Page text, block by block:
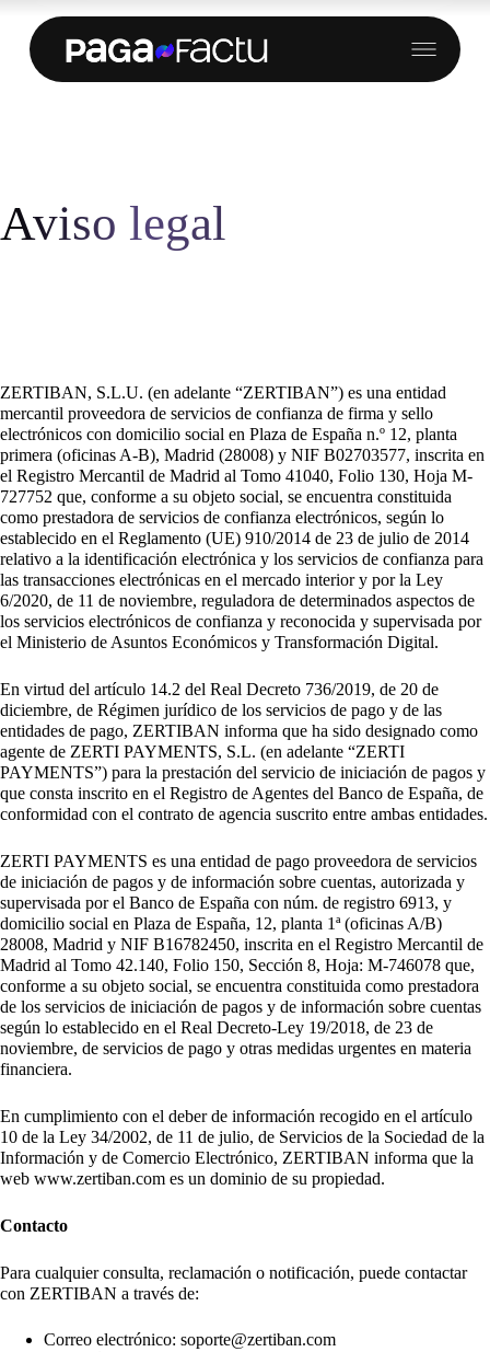
contenido
Aviso legal
ZERTIBAN, S.L.U. (en adelante “ZERTIBAN”) es una entidad
mercantil proveedora de servicios de confianza de firma y sello
electrónicos con domicilio social en Plaza de España n.º 12, planta
primera (oficinas A-B), Madrid (28008) y NIF B02703577, inscrita en
el Registro Mercantil de Madrid al Tomo 41040, Folio 130, Hoja M-
727752 que, conforme a su objeto social, se encuentra constituida
como prestadora de servicios de confianza electrónicos, según lo
establecido en el Reglamento (UE) 910/2014 de 23 de julio de 2014
relativo a la identificación electrónica y los servicios de confianza para
las transacciones electrónicas en el mercado interior y por la Ley
6/2020, de 11 de noviembre, reguladora de determinados aspectos de
los servicios electrónicos de confianza y reconocida y supervisada por
el Ministerio de Asuntos Económicos y Transformación Digital.
En virtud del artículo 14.2 del Real Decreto 736/2019, de 20 de
diciembre, de Régimen jurídico de los servicios de pago y de las
entidades de pago, ZERTIBAN informa que ha sido designado como
agente de ZERTI PAYMENTS, S.L. (en adelante “ZERTI
PAYMENTS”) para la prestación del servicio de iniciación de pagos y
que consta inscrito en el Registro de Agentes del Banco de España, de
conformidad con el contrato de agencia suscrito entre ambas entidades.
ZERTI PAYMENTS es una entidad de pago proveedora de servicios
de iniciación de pagos y de información sobre cuentas, autorizada y
supervisada por el Banco de España con núm. de registro 6913, y
domicilio social en Plaza de España, 12, planta 1ª (oficinas A/B)
28008, Madrid y NIF B16782450, inscrita en el Registro Mercantil de
Madrid al Tomo 42.140, Folio 150, Sección 8, Hoja: M-746078 que,
conforme a su objeto social, se encuentra constituida como prestadora
de los servicios de iniciación de pagos y de información sobre cuentas
según lo establecido en el Real Decreto-Ley 19/2018, de 23 de
noviembre, de servicios de pago y otras medidas urgentes en materia
financiera.
En cumplimiento con el deber de información recogido en el artículo
10 de la Ley 34/2002, de 11 de julio, de Servicios de la Sociedad de la
Información y de Comercio Electrónico, ZERTIBAN informa que la
web www.zertiban.com es un dominio de su propiedad.
Contacto
Para cualquier consulta, reclamación o notificación, puede contactar
con ZERTIBAN a través de:
Correo electrónico: soporte@zertiban.com